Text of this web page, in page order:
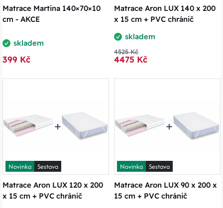
Matrace Martina 140×70×10
cm - AKCE
skladem
399 Kč
Matrace Aron LUX 140 x 200
x 15 cm + PVC chránič
skladem
4525 Kč
4475 Kč
Novinka
Sestava
Matrace Aron LUX 120 x 200
x 15 cm + PVC chránič
Novinka
Sestava
Matrace Aron LUX 90 x 200 x
15 cm + PVC chránič